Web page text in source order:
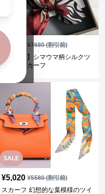
6,910 ¥7680(割引前)
【シルク】シマウマ柄シルクツ
イリースカーフ
SALE
¥5,020 ¥5580(割引前)
スカーフ 幻想的な葉模様のツイ